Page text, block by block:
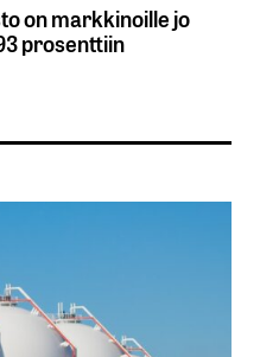
on markkinoille jo
prosenttiin